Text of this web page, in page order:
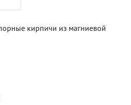
кирпичи из магниевой